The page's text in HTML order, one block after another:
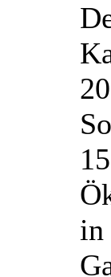
in